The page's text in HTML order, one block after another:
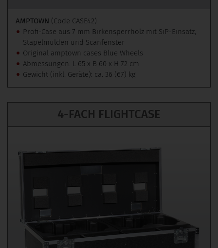
AMPTOWN (Code CASE42)
Profi-Case aus 7 mm Birkensperrholz mit SiP-Einsatz,
Stapelmulden und Scanfenster
Original amptown cases Blue Wheels
Abmessungen: L 65 x B 60 x H 72 cm
Gewicht (inkl. Geräte): ca. 36 (67) kg
4-FACH FLIGHTCASE